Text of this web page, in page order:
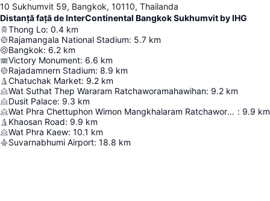
10 Sukhumvit 59, Bangkok, 10110, Thailanda
Distanță față de InterContinental Bangkok Sukhumvit by IHG
Thong Lo: 0.4 km
Rajamangala National Stadium: 5.7 km
Bangkok: 6.2 km
Victory Monument: 6.6 km
Rajadamnern Stadium: 8.9 km
Chatuchak Market: 9.2 km
Wat Suthat Thep Wararam Ratchaworamahawihan: 9.2 km
Dusit Palace: 9.3 km
Wat Phra Chettuphon Wimon Mangkhalaram Ratchaworamahawihan : 9.9 km
Khaosan Road: 9.9 km
Wat Phra Kaew: 10.1 km
Suvarnabhumi Airport: 18.8 km